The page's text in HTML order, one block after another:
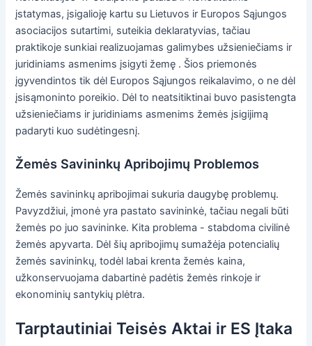
įstatymas, įsigalioję kartu su Lietuvos ir Europos Sąjungos
asociacijos sutartimi, suteikia deklaratyvias, tačiau
praktikoje sunkiai realizuojamas galimybes užsieniečiams ir
juridiniams asmenims įsigyti žemę . Šios priemonės
įgyvendintos tik dėl Europos Sąjungos reikalavimo, o ne dėl
įsisąmoninto poreikio. Dėl to neatsitiktinai buvo pasistengta
užsieniečiams ir juridiniams asmenims žemės įsigijimą
padaryti kuo sudėtingesnį.
Žemės Savininkų Apribojimų Problemos
Žemės savininkų apribojimai sukuria daugybę problemų.
Pavyzdžiui, įmonė yra pastato savininkė, tačiau negali būti
žemės po juo savininke. Kita problema - stabdoma civilinė
žemės apyvarta. Dėl šių apribojimų sumažėja potencialių
žemės savininkų, todėl labai krenta žemės kaina,
užkonservuojama dabartinė padėtis žemės rinkoje ir
ekonominių santykių plėtra.
Tarptautiniai Teisės Aktai ir ES Įtaka